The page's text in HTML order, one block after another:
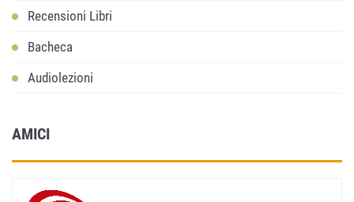
Recensioni Libri
Bacheca
Audiolezioni
AMICI